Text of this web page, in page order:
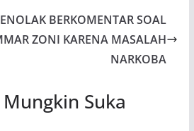
BERKOMENTAR SOAL
ZONI KARENA MASALAH
NARKOBA
Suka